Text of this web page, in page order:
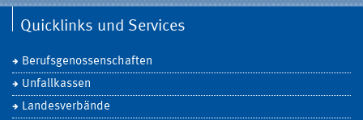
Quicklinks und Services
Berufsgenossenschaften
Unfallkassen
Landesverbände